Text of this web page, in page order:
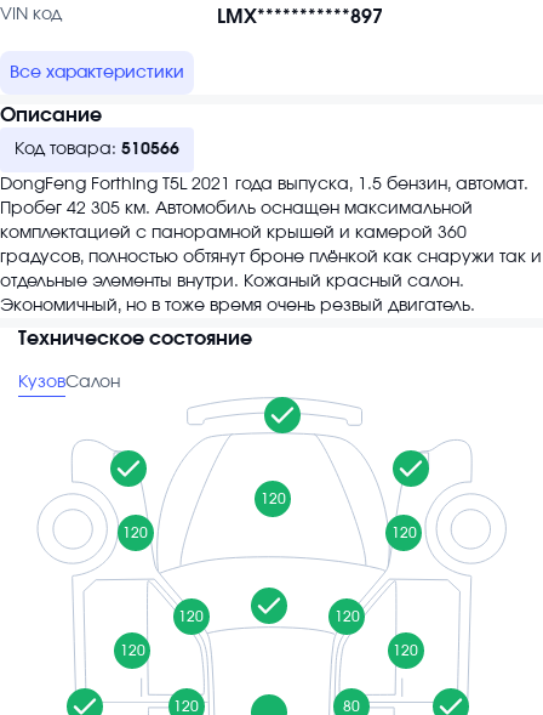
VIN код LMX***********897
Все характеристики
Описание
Код товара: 510566
DongFeng Forthing T5L 2021 года выпуска, 1.5 бензин, автомат.
Пробег 42 305 км. Автомобиль оснащен максимальной
комплектацией с панорамной крышей и камерой 360
градусов, полностью обтянут броне плёнкой как снаружи так и
отдельные элементы внутри. Кожаный красный салон.
Экономичный, но в тоже время очень резвый двигатель.
Техническое состояние
КузовСалон
120
120
120
120
120
120
120
120
80